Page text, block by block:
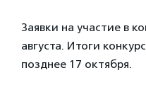
Заявки на участие в
августа. Итоги
позднее 17 октября.